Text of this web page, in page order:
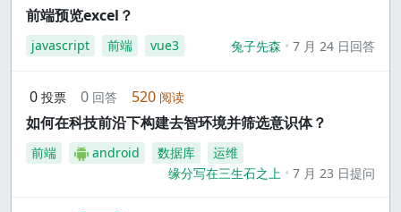
前端预览excel？
javascript 前端 vue3 兔子先森 7 月 24 日回答
0 投票 0 回答 520 阅读
如何在科技前沿下构建去智环境并筛选意识体？
前端 android 数据库
运维
缘分写在三生石之上
7 月 23 日提问